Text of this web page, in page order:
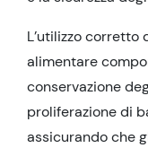
L’utilizzo
alimentare
conservazione
proliferazione di
assicurando che